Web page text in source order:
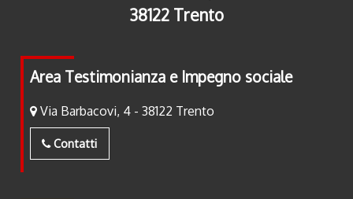
38122 Trento
Area Testimonianza e Impegno sociale
Via Barbacovi, 4 - 38122 Trento
Contatti